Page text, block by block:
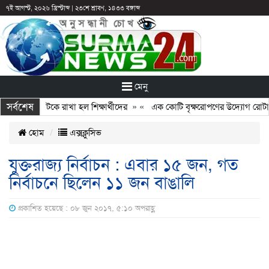
৭ই আগস্ট, ২০২৬ খ্রিস্টাব্দ| ২৩শে শ্রাবণ, ১৪৩৩ বঙ্গাব্দ
মেনু
সর্বশেষ
পরও আটকে রাখা হল শিক্ষার্থীদের» « এক কোটি বৃক্ষরোপণের উদ্যোগ রোটারি
হোম এক্সক্লুসিভ
যুক্তরাজ্য নির্বাচন : এবার ১৫ জন, গত
নির্বাচনে ছিলেন ১১ জন বাঙালি
প্রকাশিত হয়েছে : ০৮ জুন ২০১৭, ৫:১০ অপরাহ্ণ